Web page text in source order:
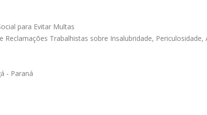
para Evitar Multas
Reclamações Trabalhistas sobre Insalubridade,
- Paraná